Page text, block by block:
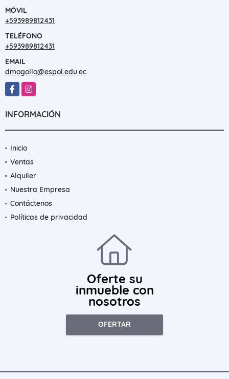
MÓVIL
+593989812431
TELÉFONO
+593989812431
EMAIL
dmogollo@espol.edu.ec
FacebookInstagram
INFORMACIÓN
Inicio
Ventas
Alquiler
Nuestra Empresa
Contáctenos
Políticas de privacidad
Oferte su
inmueble con
nosotros
OFERTAR